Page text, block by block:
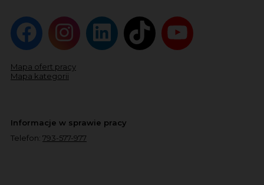
Mapa ofert pracy
Mapa kategorii
Informacje w sprawie pracy
Telefon: 793-577-977